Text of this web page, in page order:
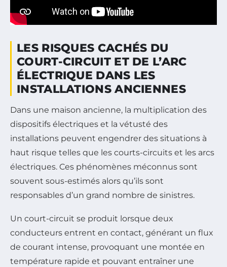
LES RISQUES CACHÉS DU
COURT-CIRCUIT ET DE L’ARC
ÉLECTRIQUE DANS LES
INSTALLATIONS ANCIENNES
Dans une maison ancienne, la multiplication des
dispositifs électriques et la vétusté des
installations peuvent engendrer des situations à
haut risque telles que les courts-circuits et les arcs
électriques. Ces phénomènes méconnus sont
souvent sous-estimés alors qu’ils sont
responsables d’un grand nombre de sinistres.
Un court-circuit se produit lorsque deux
conducteurs entrent en contact, générant un flux
de courant intense, provoquant une montée en
température rapide et pouvant entraîner une